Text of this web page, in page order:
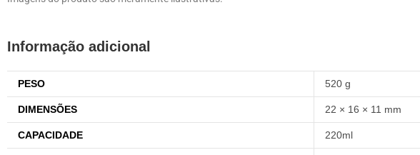
Informação adicional
PESO 520 g
DIMENSÕES 22 × 16 × 11 mm
CAPACIDADE 220ml